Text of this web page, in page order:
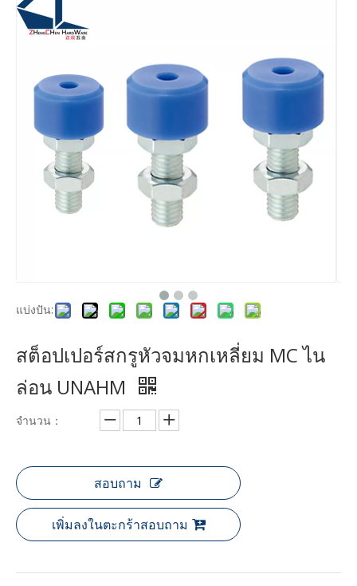
แบ่งปัน:
สต็อปเปอร์สกรูหัวจมหกเหลี่ยม MC ไน
ล่อน UNAHM
จำนวน：
สอบถาม
เพิ่มลงในตะกร้าสอบถาม